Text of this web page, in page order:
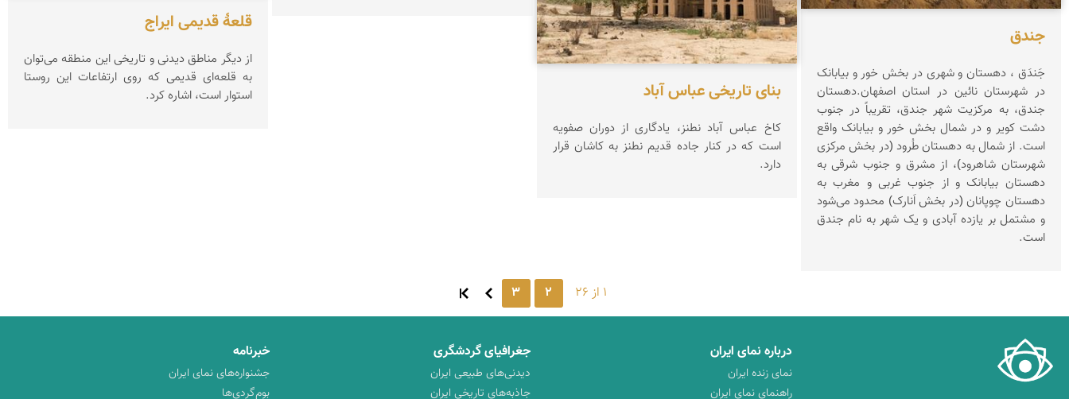
جندق‌
جَندَق‌ ، دهستان‌ و شهری‌ در بخش‌ خور و بیابانک‌
در شهرستان‌ نائین‌ در استان‌ اصفهان‌.دهستان‌
جندق‌، به‌ مرکزیت‌ شهر جندق‌، تقریباً در جنوب‌
دشت‌ کویر و در شمال‌ بخش‌ خور و بیابانک‌ واقع‌
است‌. از شمال‌ به‌ دهستان‌ طُرود (در بخش‌ مرکزی‌
شهرستان‌ شاهرود)، از مشرق‌ و جنوب‌ شرقی‌ به‌
دهستان‌ بیابانک‌ و از جنوب‌ غربی‌ و مغرب‌ به‌
دهستان‌ چوپانان‌ (در بخش‌ اَنارک‌) محدود می‌شود
و مشتمل‌ بر یازده‌ آبادی‌ و یک‌ شهر به‌ نام‌ جندق‌
است‌.
بنای تاریخی عباس آباد
کاخ عباس آباد نطنز، یادگاری از دوران صفویه
است که در کنار جاده قدیم نطنز به کاشان قرار
دارد.
قلعۀ قدیمی ایراج
از دیگر مناطق دیدنی و تاریخی این منطقه می‌توان
به قلعه‌ای قدیمی که روی ارتفاعات این روستا
استوار است، اشاره کرد.
1 از 26 2
3
درباره نمای ایران
نمای زنده ایران
راهنمای نمای ایران
جغرافیای گردشگری
دیدنی‌های طبیعی ایران
جاذبه‌های تاریخی ایران
خبرنامه
جشنواره‌های نمای ایران
بوم‌گردی‌ها